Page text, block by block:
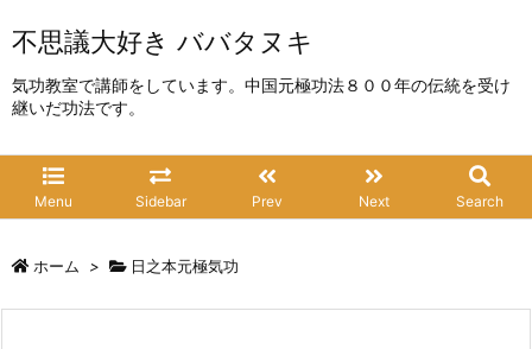
不思議大好き ババタヌキ
気功教室で講師をしています。中国元極功法８００年の伝統を受け
継いだ功法です。
Menu Sidebar Prev Next Search
ホーム > 日之本元極気功